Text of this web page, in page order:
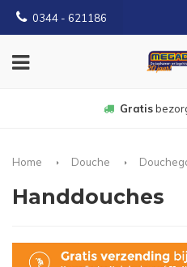
0344 - 621186
Gratis
Home Douche
Handdouches